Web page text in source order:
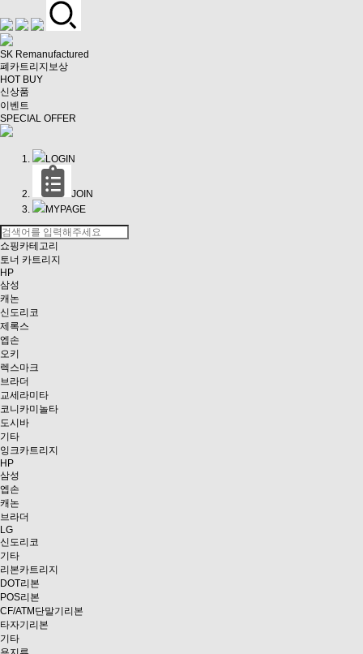
SK Remanufactured
폐카트리지보상
HOT BUY
신상품
이벤트
SPECIAL OFFER
LOGIN
JOIN
MYPAGE
쇼핑카테고리
토너 카트리지
HP
삼성
캐논
신도리코
제록스
엡손
오키
렉스마크
브라더
교세라미타
코니카미놀타
도시바
기타
잉크카트리지
HP
삼성
엡손
캐논
브라더
LG
신도리코
기타
리본카트리지
DOT리본
POS리본
CF/ATM단말기리본
타자기리본
기타